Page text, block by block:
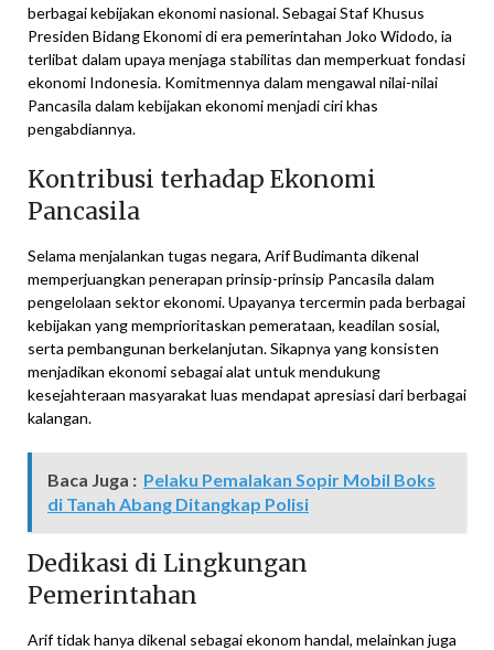
berbagai kebijakan ekonomi nasional. Sebagai Staf Khusus
Presiden Bidang Ekonomi di era pemerintahan Joko Widodo, ia
terlibat dalam upaya menjaga stabilitas dan memperkuat fondasi
ekonomi Indonesia. Komitmennya dalam mengawal nilai-nilai
Pancasila dalam kebijakan ekonomi menjadi ciri khas
pengabdiannya.
Kontribusi terhadap Ekonomi
Pancasila
Selama menjalankan tugas negara, Arif Budimanta dikenal
memperjuangkan penerapan prinsip-prinsip Pancasila dalam
pengelolaan sektor ekonomi. Upayanya tercermin pada berbagai
kebijakan yang memprioritaskan pemerataan, keadilan sosial,
serta pembangunan berkelanjutan. Sikapnya yang konsisten
menjadikan ekonomi sebagai alat untuk mendukung
kesejahteraan masyarakat luas mendapat apresiasi dari berbagai
kalangan.
Baca Juga : Pelaku Pemalakan Sopir Mobil Boks
di Tanah Abang Ditangkap Polisi
Dedikasi di Lingkungan
Pemerintahan
Arif tidak hanya dikenal sebagai ekonom handal, melainkan juga